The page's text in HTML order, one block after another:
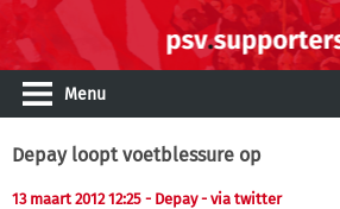
Menu
Depay loopt voetblessure op
13 maart 2012 12:25 - Depay - via twitter